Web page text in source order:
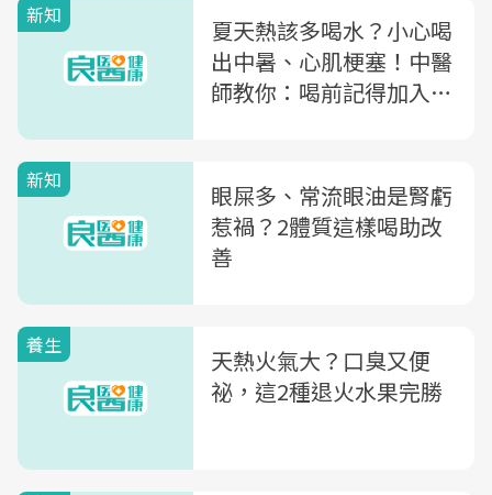
新知
夏天熱該多喝水？小心喝
出中暑、心肌梗塞！中醫
師教你：喝前記得加入
新知
眼屎多、常流眼油是腎虧
惹禍？2體質這樣喝助改
善
養生
天熱火氣大？口臭又便
祕，這2種退火水果完勝